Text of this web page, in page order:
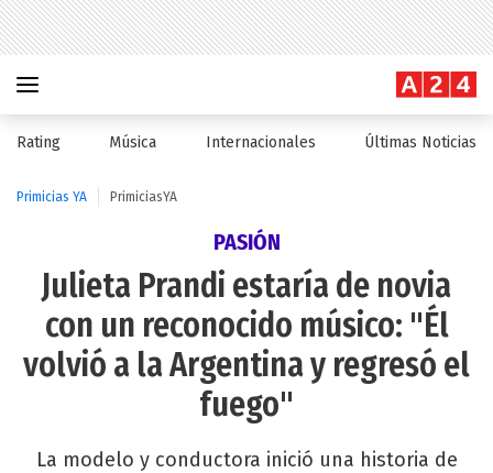
Rating Música Internacionales Últimas Noticias
Primicias YA PrimiciasYA
PASIÓN
Julieta Prandi estaría de novia
con un reconocido músico: "Él
volvió a la Argentina y regresó el
fuego"
La modelo y conductora inició una historia de